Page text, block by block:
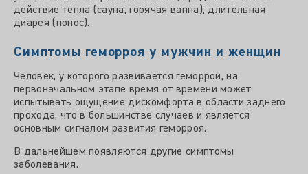
действие тепла (сауна, горячая ванна); длительная
диарея (понос).
Симптомы геморроя у мужчин и женщин
Человек, у которого развивается геморрой, на
первоначальном этапе время от времени может
испытывать ощущение дискомфорта в области заднего
прохода, что в большинстве случаев и является
основным сигналом развития геморроя.
В дальнейшем появляются другие симптомы
заболевания.